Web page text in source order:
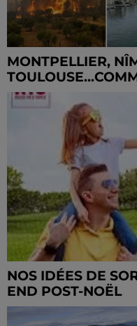
MONTPELLIER,
NOS IDÉES DE
END POST-NOËL